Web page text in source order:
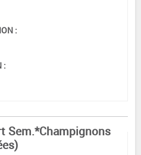
:
:
Sem.*Champignons